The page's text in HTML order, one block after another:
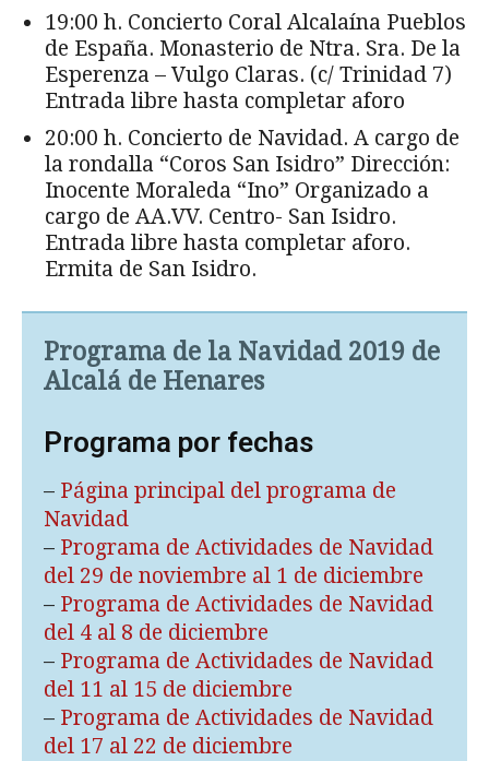
19:00 h. Concierto Coral Alcalaína Pueblos
de España. Monasterio de Ntra. Sra. De la
Esperenza – Vulgo Claras. (c/ Trinidad 7)
Entrada libre hasta completar aforo
20:00 h. Concierto de Navidad. A cargo de
la rondalla “Coros San Isidro” Dirección:
Inocente Moraleda “Ino” Organizado a
cargo de AA.VV. Centro- San Isidro.
Entrada libre hasta completar aforo.
Ermita de San Isidro.
Programa de la Navidad 2019 de
Alcalá de Henares
Programa por fechas
– Página principal del programa de
Navidad
– Programa de Actividades de Navidad
del 29 de noviembre al 1 de diciembre
– Programa de Actividades de Navidad
del 4 al 8 de diciembre
– Programa de Actividades de Navidad
del 11 al 15 de diciembre
– Programa de Actividades de Navidad
del 17 al 22 de diciembre